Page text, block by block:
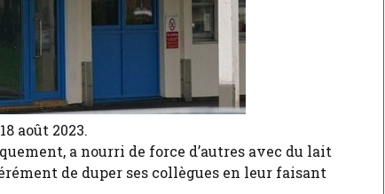
août 2023.
a nourri de force d’autres avec du lait
de duper ses collègues en leur faisant